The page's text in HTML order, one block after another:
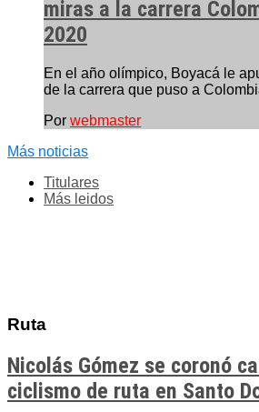
miras a la carrera
2020
En el año olímpico, Boyacá le
de la carrera que puso a
Por webmaster
Más noticias
Titulares
Más leidos
Ruta
Nicolás Gómez se coronó
ciclismo de ruta en Santo